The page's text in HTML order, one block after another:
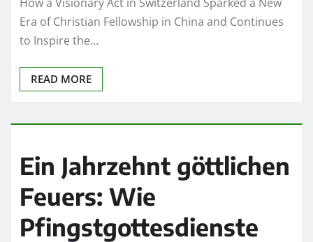
Era of Christian Fellowship in China and Continues
to Inspire the…
READ MORE
Ein Jahrzehnt göttlichen
Feuers: Wie
Pfingstgottesdienste